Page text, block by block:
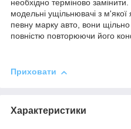
необхідно терміново
модельні ущільнювачі з м'якої
певну марку авто, вони
повністю повторюючи його
Приховати
Характеристики